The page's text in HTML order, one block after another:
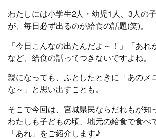
わたしには小学生2人・幼児1人、3人の
が、毎日必ず出るのが給食の話題(笑)。
「今日こんなの出たんだよ～！」「あれ
など、給食の話ってつきないですよね。
親になっても、ふとしたときに「あのメ
な～」と思い出すことも。
そこで今回は、宮城県民ならだれもが知
わたしも子どもの頃、地元の給食で食べ
「あれ」をご紹介します♪